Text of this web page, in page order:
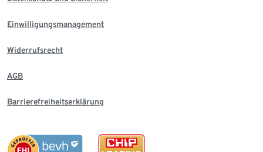
Einwilligungsmanagement
Widerrufsrecht
AGB
Barrierefreiheitserklärung